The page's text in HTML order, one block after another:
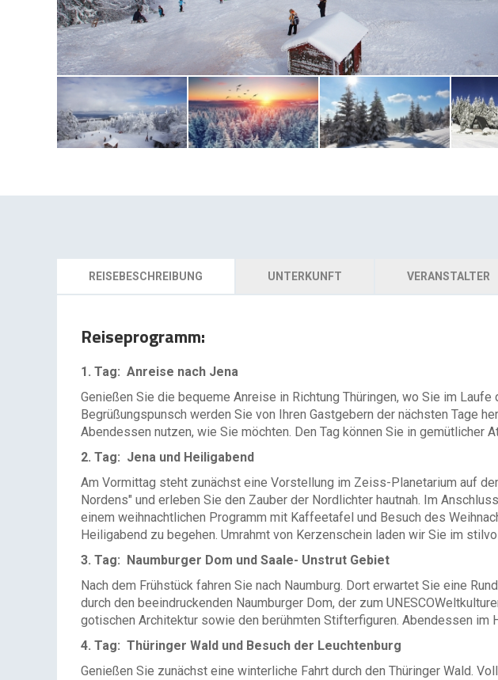
REISEBESCHREIBUNG UNTERKUNFT VERANSTALTER
Reiseprogramm:
1. Tag: Anreise nach Jena
Genießen Sie die bequeme Anreise in Richtung Thüringen, wo Sie im
Begrüßungspunsch werden Sie von Ihren Gastgebern der nächsten Tage
Abendessen nutzen, wie Sie möchten. Den Tag können Sie in gemütlicher
2. Tag: Jena und Heiligabend
Am Vormittag steht zunächst eine Vorstellung im Zeiss-Planetarium auf
Nordens" und erleben Sie den Zauber der Nordlichter hautnah. Im
einem weihnachtlichen Programm mit Kaffeetafel und Besuch des
Heiligabend zu begehen. Umrahmt von Kerzenschein laden wir Sie im
3. Tag: Naumburger Dom und Saale- Unstrut Gebiet
Nach dem Frühstück fahren Sie nach Naumburg. Dort erwartet Sie eine
durch den beeindruckenden Naumburger Dom, der zum
gotischen Architektur sowie den berühmten Stifterfiguren. Abendessen im
4. Tag: Thüringer Wald und Besuch der Leuchtenburg
Genießen Sie zunächst eine winterliche Fahrt durch den Thüringer Wald.